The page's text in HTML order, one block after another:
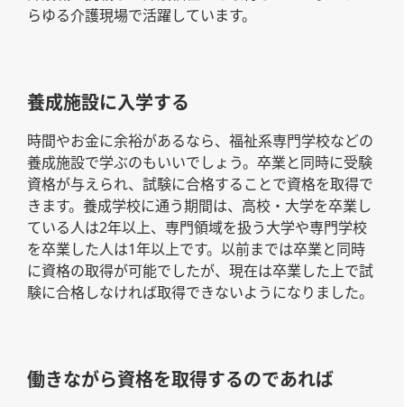
らゆる介護現場で活躍しています。
養成施設に入学する
時間やお金に余裕があるなら、福祉系専門学校などの
養成施設で学ぶのもいいでしょう。卒業と同時に受験
資格が与えられ、試験に合格することで資格を取得で
きます。養成学校に通う期間は、高校・大学を卒業し
ている人は2年以上、専門領域を扱う大学や専門学校
を卒業した人は1年以上です。以前までは卒業と同時
に資格の取得が可能でしたが、現在は卒業した上で試
験に合格しなければ取得できないようになりました。
働きながら資格を取得するのであれば